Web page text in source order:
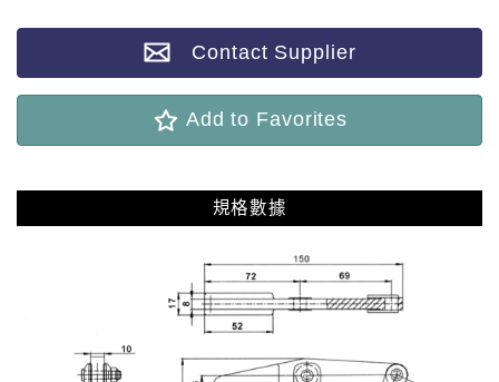
Contact Supplier
Add to Favorites
規格數據